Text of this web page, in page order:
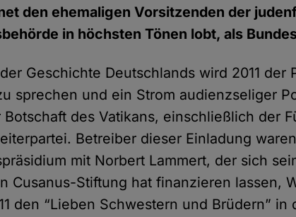
den ehemaligen Vorsitzenden der
in höchsten Tönen lobt, als
Geschichte Deutschlands wird 2011 der
sprechen und ein Strom audienzseliger
Botschaft des Vatikans, einschließlich der
Betreiber dieser Einladung
mit Norbert Lammert, der sich
Cusanus-Stiftung hat finanzieren lassen,
den “Lieben Schwestern und Brüdern” in